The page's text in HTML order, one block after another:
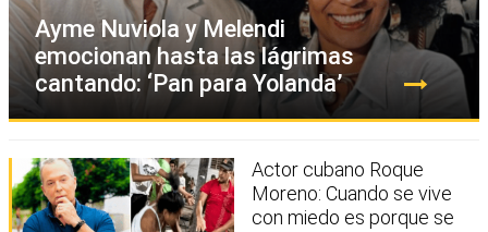
Ayme Nuviola y Melendi
emocionan hasta las lágrimas
cantando: ‘Pan para Yolanda’
Actor cubano Roque
Moreno: Cuando se vive
con miedo es porque se